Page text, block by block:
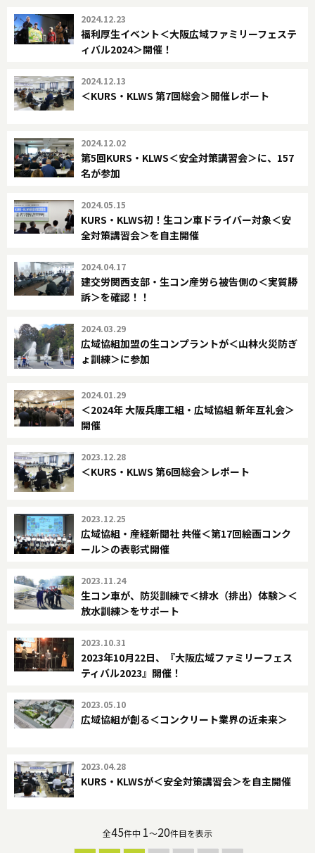
2024.12.23
福利厚生イベント＜大阪広域ファミリーフェステ
ィバル2024＞開催！
2024.12.13
＜KURS・KLWS 第7回総会＞開催レポート
2024.12.02
第5回KURS・KLWS＜安全対策講習会＞に、157
名が参加
2024.05.15
KURS・KLWS初！生コン車ドライバー対象＜安
全対策講習会＞を自主開催
2024.04.17
建交労関西支部・生コン産労ら被告側の＜実質勝
訴＞を確認！！
2024.03.29
広域協組加盟の生コンプラントが＜山林火災防ぎ
ょ訓練＞に参加
2024.01.29
＜2024年 大阪兵庫工組・広域協組 新年互礼会＞
開催
2023.12.28
＜KURS・KLWS 第6回総会＞レポート
2023.12.25
広域協組・産経新聞社 共催＜第17回絵画コンク
ール＞の表彰式開催
2023.11.24
生コン車が、防災訓練で＜排水（排出）体験＞＜
放水訓練＞をサポート
2023.10.31
2023年10月22日、『大阪広域ファミリーフェス
ティバル2023』開催！
2023.05.10
広域協組が創る＜コンクリート業界の近未来＞
2023.04.28
KURS・KLWSが＜安全対策講習会＞を自主開催
全45件中 1～20件目を表示